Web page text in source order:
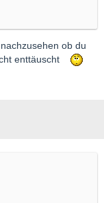
ob du
enttäuscht